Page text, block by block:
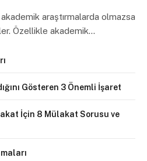
araştırmalarda olmazsa
Özellikle akademik…
Gösteren 3 Önemli İşaret
İçin 8 Mülakat Sorusu ve